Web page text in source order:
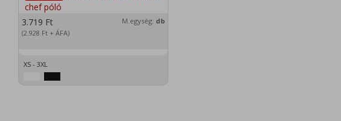
3.719 Ft
(2.928 Ft + ÁFA)
M.egység: db
XS - 3XL